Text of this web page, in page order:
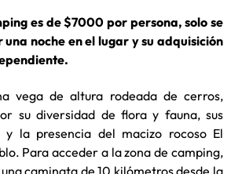
es de $7000 por persona, solo se
noche en el lugar y su adquisición
vega de altura rodeada de cerros,
su diversidad de flora y fauna, sus
y la presencia del macizo rocoso El
Para acceder a la zona de camping,
caminata de 10 kilómetros desde la